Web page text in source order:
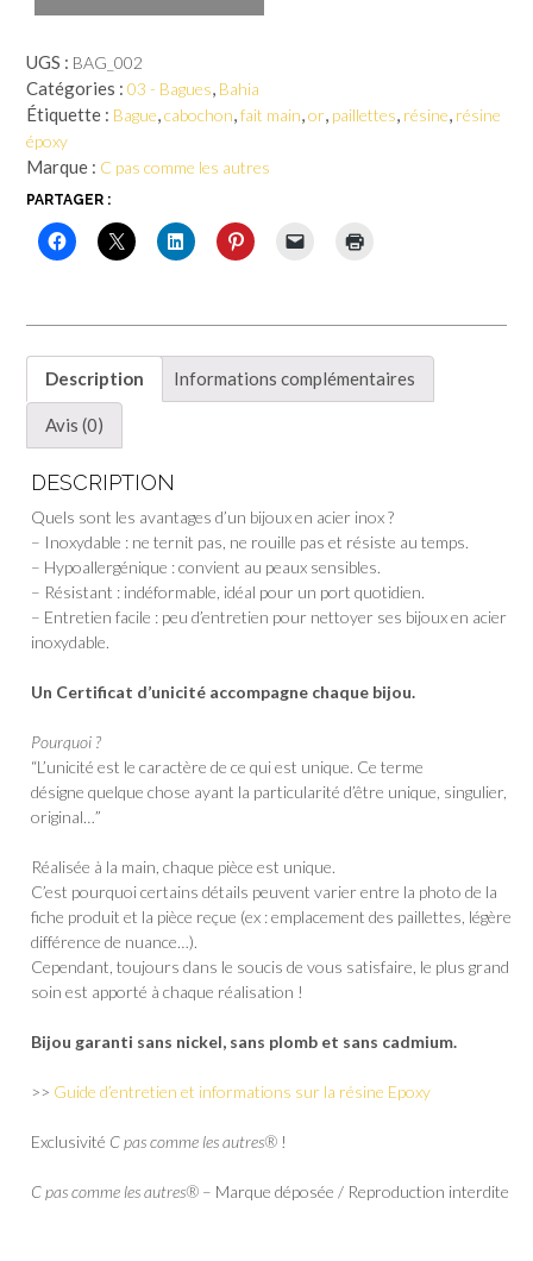
Bahia
Bague
UGS : BAG_002
Catégories : 03 - Bagues, Bahia
Étiquette : Bague,cabochon,fait main,or, paillettes, résine, résine
époxy
Marque : C pas comme les autres
PARTAGER :
Description Informations complémentaires
Avis (0)
DESCRIPTION
Quels sont les avantages d’un bijoux en acier inox ?
– Inoxydable : ne ternit pas, ne rouille pas et résiste au temps.
– Hypoallergénique : convient au peaux sensibles.
– Résistant : indéformable, idéal pour un port quotidien.
– Entretien facile : peu d’entretien pour nettoyer ses bijoux en acier
inoxydable.
Un Certificat d’unicité accompagne chaque bijou.
Pourquoi ?
“L’unicité est le caractère de ce qui est unique. Ce terme
désigne quelque chose ayant la particularité d’être unique, singulier,
original…”
Réalisée à la main, chaque pièce est unique.
C’est pourquoi certains détails peuvent varier entre la photo de la
fiche produit et la pièce reçue (ex : emplacement des paillettes, légère
différence de nuance…).
Cependant, toujours dans le soucis de vous satisfaire, le plus grand
soin est apporté à chaque réalisation !
Bijou garanti sans nickel, sans plomb et sans cadmium.
>> Guide d’entretien et informations sur la résine Epoxy
Exclusivité C pas comme les autres® !
C pas comme les autres® – Marque déposée / Reproduction interdite